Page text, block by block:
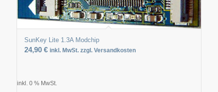
SunKey Lite 1.3A Modchip
24,90 € inkl. MwSt. zzgl. Versandkosten
inkl. 0 % MwSt.